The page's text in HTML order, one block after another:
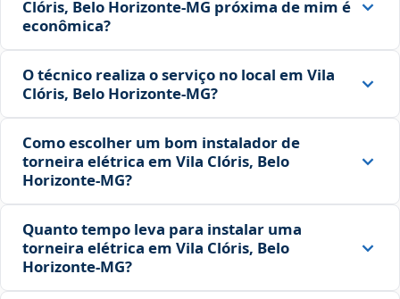
Clóris, Belo Horizonte‑MG próxima de mim é
econômica?
O técnico realiza o serviço no local em Vila
Clóris, Belo Horizonte‑MG?
Como escolher um bom instalador de
torneira elétrica em Vila Clóris, Belo
Horizonte‑MG?
Quanto tempo leva para instalar uma
torneira elétrica em Vila Clóris, Belo
Horizonte‑MG?